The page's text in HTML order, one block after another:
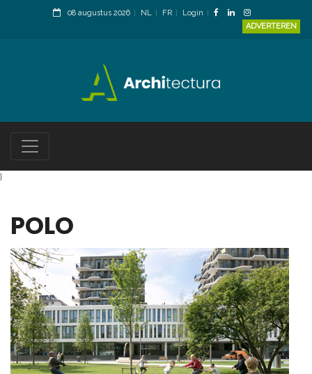
08 augustus 2026 NL FR
Login
ADVERTEREN
}
POLO